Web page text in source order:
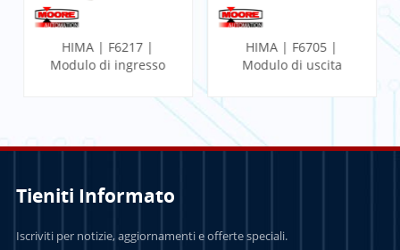
HIMA | F6217 |
Modulo di ingresso
HIMA | F6705 |
Modulo di uscita
Tieniti Informato
Iscriviti per notizie, aggiornamenti e offerte speciali.